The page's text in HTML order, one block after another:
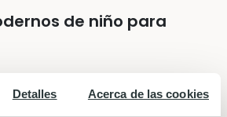
Detalles Acerca de las cookies
de niño para
de niño que en los